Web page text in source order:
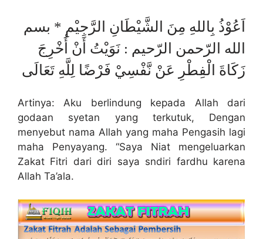
اَعُوْذُ بِاللهِ مِنَ الشَّيْطَانِ الرَّجِيْمِ * بسم
الله الرّحمن الرّحيم : نَوَيْتُ أَنْ أُخْرِجَ
زَكَاةَ الْفِطْرِ عَنْ نَّفْسِيْ فَرْضًا لِلَّهِ تَعَالَى
Artinya: Aku berlindung kepada Allah dari
godaan syetan yang terkutuk, Dengan
menyebut nama Allah yang maha Pengasih lagi
maha Penyayang. “Saya Niat mengeluarkan
Zakat Fitri dari diri saya sndiri fardhu karena
Allah Ta’ala.